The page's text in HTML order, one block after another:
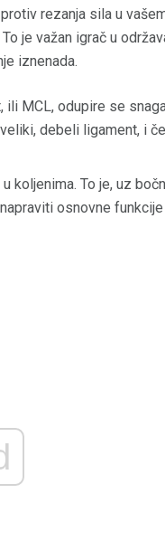
rezanja sila u
je važan igrač u
iznenada.
MCL, odupire se
debeli ligament, i
To je, uz
osnovne